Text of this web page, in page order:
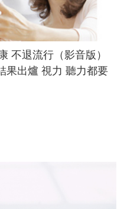
不退流行（影音版）
果出爐 視力 聽力都要